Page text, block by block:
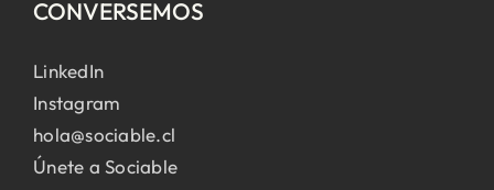
CONVERSEMOS
LinkedIn
Instagram
hola@sociable.cl
Únete a Sociable